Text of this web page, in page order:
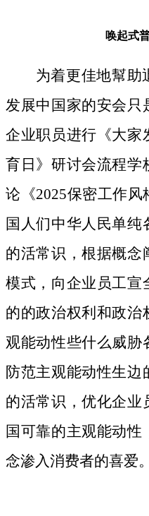
唤起式
为着更佳地幫助
发展中国家的安会只
企业职员进行《大家
育日》研讨会流程学
论《2025保密工作
国人们中华人民单
的活常识，根据概念
模式，向企业员工宣
的的政治权利和政治
观能动性些什么威胁
防范主观能动性生边
的活常识，优化企业
国可靠的主观能动性
念渗入消费者的喜爱。